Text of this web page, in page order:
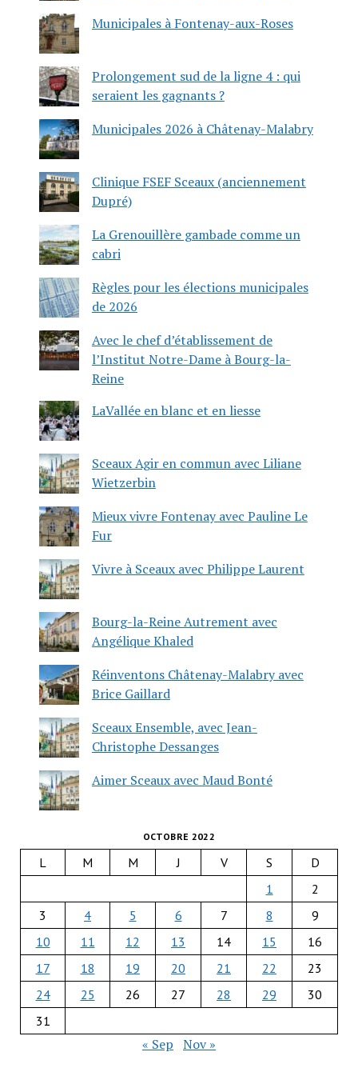
Municipales à Fontenay-aux-Roses
Prolongement sud de la ligne 4 : qui
seraient les gagnants ?
Municipales 2026 à Châtenay-Malabry
Clinique FSEF Sceaux (anciennement
Dupré)
La Grenouillère gambade comme un
cabri
Règles pour les élections municipales
de 2026
Avec le chef d’établissement de
l’Institut Notre-Dame à Bourg-la-
Reine
LaVallée en blanc et en liesse
Sceaux Agir en commun avec Liliane
Wietzerbin
Mieux vivre Fontenay avec Pauline Le
Fur
Vivre à Sceaux avec Philippe Laurent
Bourg-la-Reine Autrement avec
Angélique Khaled
Réinventons Châtenay-Malabry avec
Brice Gaillard
Sceaux Ensemble, avec Jean-
Christophe Dessanges
Aimer Sceaux avec Maud Bonté
OCTOBRE 2022
L M M J V S
D
1
2
3
4 5 6 7 8
9
10
11 12 13 14 15
16
17
18 19 20 21 22
23
24
25 26 27 28 29
30
31
« Sep Nov »